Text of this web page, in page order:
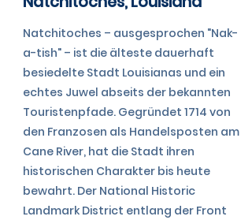
Natchitoches – ausgesprochen "Nak-
a-tish" – ist die älteste dauerhaft
besiedelte Stadt Louisianas und ein
echtes Juwel abseits der bekannten
Touristenpfade. Gegründet 1714 von
den Franzosen als Handelsposten am
Cane River, hat die Stadt ihren
historischen Charakter bis heute
bewahrt. Der National Historic
Landmark District entlang der Front